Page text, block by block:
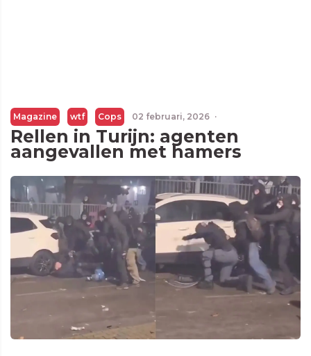
Magazine wtf Cops 02 februari, 2026 ·
Rellen in Turijn: agenten
aangevallen met hamers